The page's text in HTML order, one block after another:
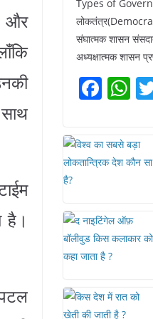
और
है।
Types of
संघात्मक शासन
अध्यक्षात्मक शासन
F
c
e
o
k
W
at
s
p